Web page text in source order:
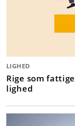
LIGHED
Rige som
lighed